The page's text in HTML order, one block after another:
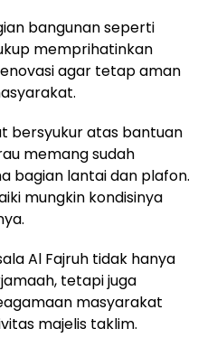
bangunan seperti
memprihatinkan
agar tetap aman
bersyukur atas bantuan
memang sudah
bagian lantai dan plafon.
mungkin kondisinya
Al Fajruh tidak hanya
tetapi juga
masyarakat
majelis taklim.